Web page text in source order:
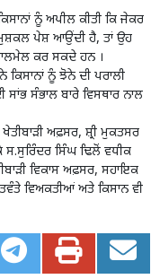
ਨੂੰ ਅਪੀਲ ਕੀਤੀ ਕਿ ਜੇਕਰ
ਮੁਸ਼ਕਲ ਪੇਸ਼ ਆਉਂਦੀ ਹੈ, ਤਾਂ ਉਹ
ਕਰ ਸਕਦੇ ਹਨ ।
ਨੂੰ ਝੋਨੇ ਦੀ ਪਰਾਲੀ
ਸੰਭਾਲ ਬਾਰੇ ਵਿਸਥਾਰ ਨਾਲ
ਸ਼੍ਰੀ ਮੁਕਤਸਰ
ਸ.ਸੁਰਿੰਦਰ ਸਿੰਘ ਢਿਲੋਂ ਵਧੀਕ
ਵਿਕਾਸ ਅਫ਼ਸਰ, ਸਹਾਇਕ
ਵਿਅਕਤੀਆਂ ਅਤੇ ਕਿਸਾਨ ਵੀ